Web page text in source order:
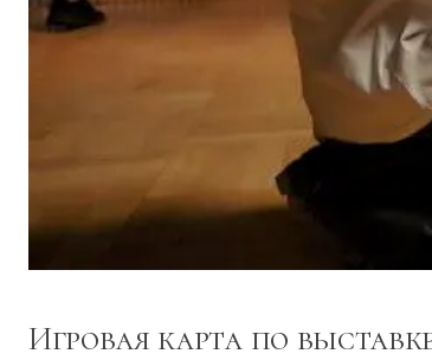
Игровая карта по